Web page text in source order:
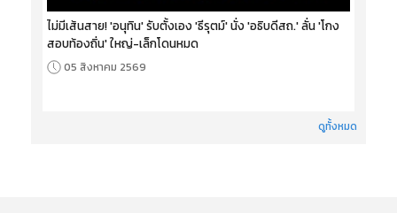
ไม่มีเส้นสาย! 'อนุทิน' รับตั้งเอง 'ธีรุตม์' นั่ง 'อธิบดีสถ.' ลั่น 'โกง
สอบท้องถิ่น' ใหญ่-เล็กโดนหมด
05 สิงหาคม 2569
ดูทั้งหมด